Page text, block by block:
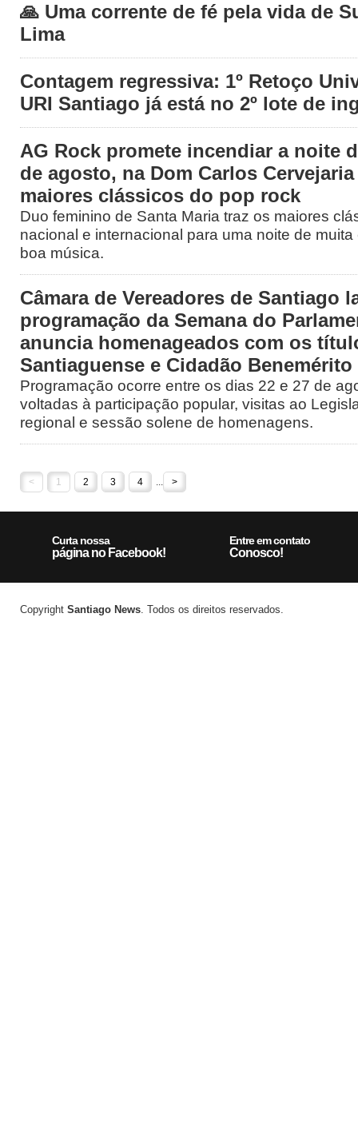
🙏 Uma corrente de fé pela vida de
Lima
Contagem regressiva: 1º Retoço
URI Santiago já está no 2º lote de
AG Rock promete incendiar a noite
de agosto, na Dom Carlos
maiores clássicos do pop rock
Duo feminino de Santa Maria traz os maiores
nacional e internacional para uma noite de
boa música.
Câmara de Vereadores de Santiago
programação da Semana do
anuncia homenageados com os
Santiaguense e Cidadão Benemérito
Programação ocorre entre os dias 22 e 27 de
voltadas à participação popular, visitas ao
regional e sessão solene de homenagens.
< 1 2 3 4 ... >
Curta nossa
página no Facebook!
Entre em contato
Conosco!
Copyright Santiago News. Todos os direitos reservados.